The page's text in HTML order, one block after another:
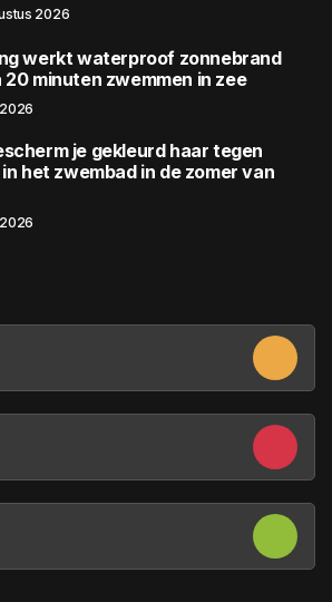
2026
werkt waterproof zonnebrand
20 minuten zwemmen in zee
je gekleurd haar tegen
het zwembad in de zomer van